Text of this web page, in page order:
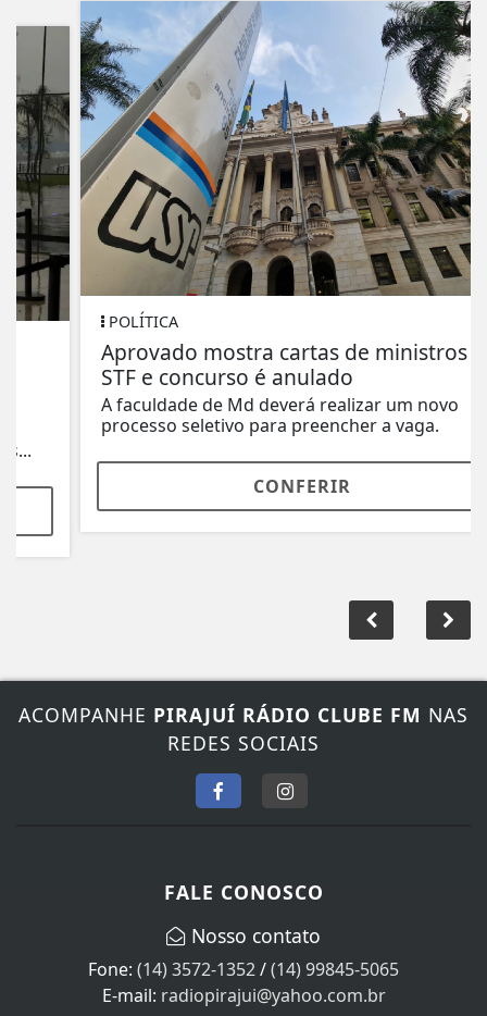
POLÍTICA
Aprovado mostra cartas de ministros do
STF e concurso é anulado
A faculdade de Md deverá realizar um novo
processo seletivo para preencher a vaga.
CONFERIR
ACOMPANHEPIRAJUÍ RÁDIO CLUBE FMNAS
REDES SOCIAIS
(14) 3572-1352/(14) 99845-5065
E-mail:radiopirajui@yahoo.com.br